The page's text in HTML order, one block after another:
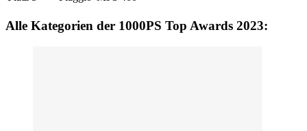
Alle Kategorien der 1000PS Top Awards 2023: